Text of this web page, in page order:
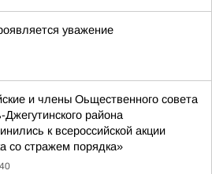
уважение
и члены Оьщественного совета
Джегутинского района
к всероссийской акции
со стражем порядка»